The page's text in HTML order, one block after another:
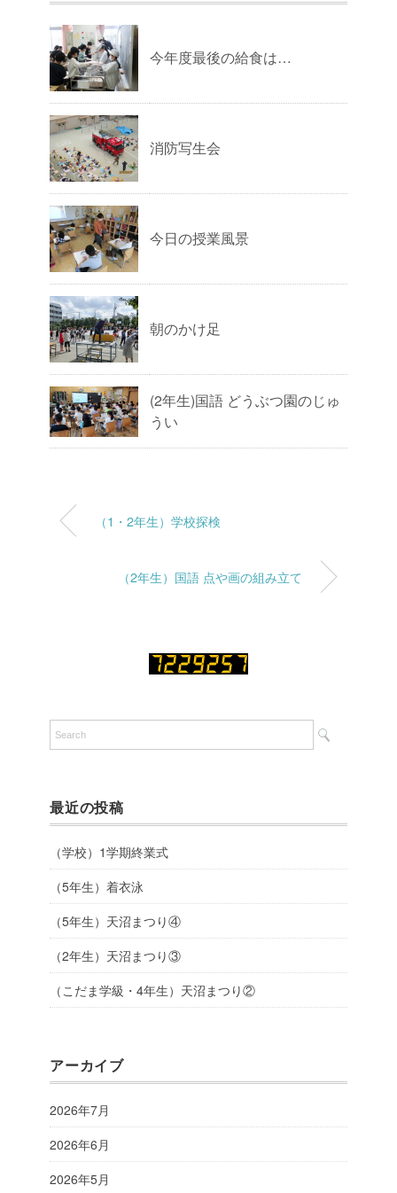
今年度最後の給食は…
消防写生会
今日の授業風景
朝のかけ足
(2年生)国語 どうぶつ園のじゅ
うい
（1・2年生）学校探検
（2年生）国語 点や画の組み立て
最近の投稿
（学校）1学期終業式
（5年生）着衣泳
（5年生）天沼まつり④
（2年生）天沼まつり③
（こだま学級・4年生）天沼まつり②
アーカイブ
2026年7月
2026年6月
2026年5月